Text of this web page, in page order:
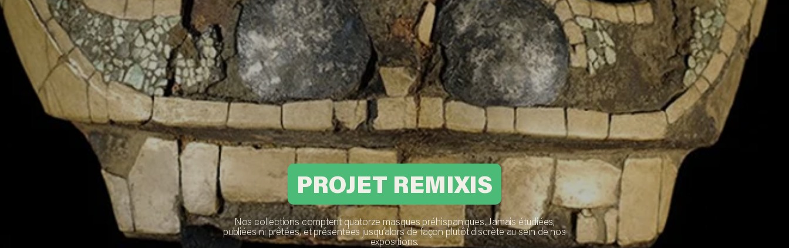
PROJET REMIXIS
Nos collections comptent quatorze masques préhispaniques. Jamais étudiées,
publiées ni prêtées, et présentées jusqu’alors de façon plutôt discrète au sein de nos
expositions.